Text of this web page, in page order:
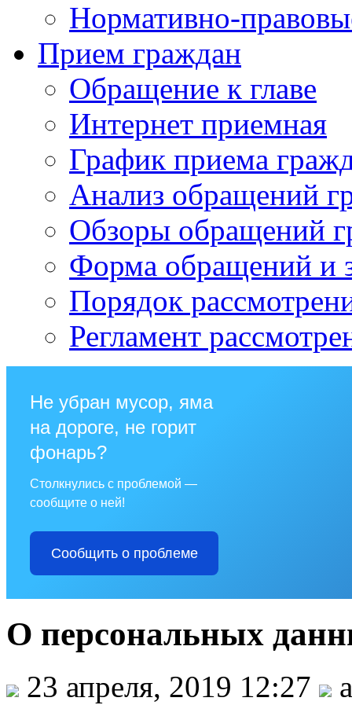
Нормативно-
Прием граждан
Обращение к главе
Интернет приемная
График приема
Анализ обращений
Обзоры обращений
Форма обращений и
Порядок
Регламент
Не убран мусор, яма
на дороге, не горит
фонарь?
Столкнулись с проблемой —
сообщите о ней!
Сообщить о проблеме
О персональных
23 апреля, 2019 12:27